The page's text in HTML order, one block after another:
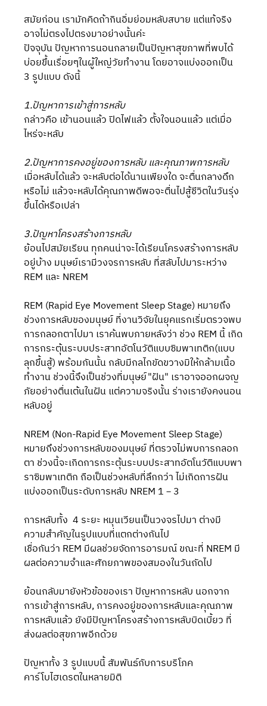
สมัยก่อน เรามักคิดถ้ากินอิ่มย่อมหลับสบาย แต่แท้จริง
อาจไม่ตรงไปตรงมาอย่างนั้นค่ะ
ปัจจุบัน ปัญหาการนอนกลายเป็นปัญหาสุขภาพที่พบได้
บ่อยขึ้นเรื่อยๆในผู้ใหญ่วัยทำงาน โดยอาจแบ่งออกเป็น
3 รูปแบบ ดังนี้
1.ปัญหาการเข้าสู่การหลับ
กล่าวคือ เข้านอนแล้ว ปิดไฟแล้ว ตั้งใจนอนแล้ว แต่เมื่อ
ไหร่จะหลับ
2.ปัญหาการคงอยู่ของการหลับ และคุณภาพการหลับ
เมื่อหลับได้แล้ว จะหลับต่อได้นานเพียงใด จะตื่นกลางดึก
หรือไม่ แล้วจะหลับได้คุณภาพดีพอจะตื่นไปสู้ชีวิตในวันรุ่ง
ขึ้นได้หรือเปล่า
3.ปัญหาโครงสร้างการหลับ
ย้อนไปสมัยเรียน ทุกคนน่าจะได้เรียนโครงสร้างการหลับ
อยู่บ้าง มนุษย์เรามีวงจรการหลับ ที่สลับไปมาระหว่าง
REM และ NREM
REM (Rapid Eye Movement Sleep Stage) หมายถึง
ช่วงการหลับของมนุษย์ ที่งานวิจัยในยุคแรกเริ่มตรวจพบ
การกลอกตาไปมา เราค้นพบภายหลังว่า ช่วง REM นี้ เกิด
การกระตุ้นระบบประสาทอัตโนวัติแบบซิมพาเทติก(แบบ
ลุกขึ้นสู้) พร้อมกันนั้น กลับมีกลไกขัดขวางมิให้กล้ามเนื้อ
ทำงาน ช่วงนี้จึงเป็นช่วงที่มนุษย์"ฝัน" เราอาจออกผจญ
ภัยอย่างตื่นเต้นในฝัน แต่ความจริงนั้น ร่างเรายังคงนอน
หลับอยู่
NREM (Non-Rapid Eye Movement Sleep Stage)
หมายถึงช่วงการหลับของมนุษย์ ที่ตรวจไม่พบการกลอก
ตา ช่วงนี้จะเกิดการกระตุ้นระบบประสาทอัตโนวัติแบบพา
ราซิมพาเทติก ถือเป็นช่วงหลับที่ลึกกว่า ไม่เกิดการฝัน
แบ่งออกเป็นระดับการหลับ NREM 1－3
การหลับทั้ง  4 ระยะ หมุนเวียนเป็นวงจรไปมา ต่างมี
ความสำคัญในรูปแบบที่แตกต่างกันไป
เชื่อกันว่า REM มีผลช่วยจัดการอารมณ์ ขณะที่ NREM มี
ผลต่อความจำและศักยภาพของสมองในวันถัดไป
ย้อนกลับมายังหัวข้อของเรา ปัญหาการหลับ นอกจาก
การเข้าสู่การหลับ, การคงอยู่ของการหลับและคุณภาพ
การหลับแล้ว ยังมีปัญหาโครงสร้างการหลับบิดเบี้ยว ที่
ส่งผลต่อสุขภาพอีกด้วย
ปัญหาทั้ง 3 รูปแบบนี้ สัมพันธ์กับการบริโภค
คาร์โบไฮเดรตในหลายมิติ